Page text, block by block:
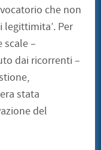
che non
legittimita’. Per
scale –
dai ricorrenti –
stata
del